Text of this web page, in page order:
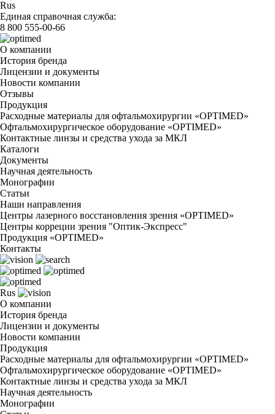
Rus
Единая справочная служба:
8 800 555-00-66
О компании
История бренда
Лицензии и документы
Новости компании
Отзывы
Продукция
Расходные материалы для офтальмохирургии «OPTIMED»
Офтальмохирургическое оборудование «OPTIMED»
Контактные линзы и средства ухода за МКЛ
Каталоги
Документы
Научная деятельность
Монографии
Статьи
Наши направления
Центры лазерного восстановления зрения «OPTIMED»
Центры корреции зрения "Оптик-Экспресс"
Продукция «OPTIMED»
Контакты
Rus
О компании
История бренда
Лицензии и документы
Новости компании
Продукция
Расходные материалы для офтальмохирургии «OPTIMED»
Офтальмохирургическое оборудование «OPTIMED»
Контактные линзы и средства ухода за МКЛ
Научная деятельность
Монографии